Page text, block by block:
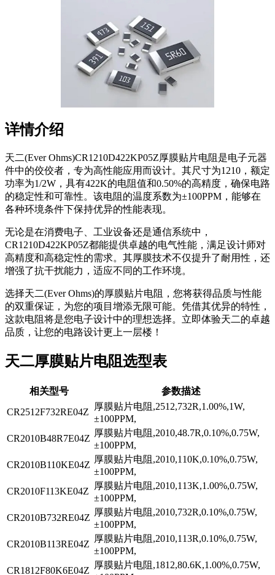
详情介绍
天二(Ever Ohms)CR1210D422KP05Z厚膜贴片电阻是电子元器
件中的佼佼者，专为高性能应用而设计。其尺寸为1210，额定
功率为1/2W，具有422K的电阻值和0.50%的高精度，确保电路
的稳定性和可靠性。该电阻的温度系数为±100PPM，能够在
各种环境条件下保持优异的性能表现。
无论是在消费电子、工业设备还是通信系统中，
CR1210D422KP05Z都能提供卓越的电气性能，满足设计师对
高精度和高稳定性的需求。其厚膜技术不仅提升了耐用性，还
增强了抗干扰能力，适应不同的工作环境。
选择天二(Ever Ohms)的厚膜贴片电阻，您将获得品质与性能
的双重保证，为您的项目增添无限可能。凭借其优异的特性，
这款电阻将是您电子设计中的理想选择。立即体验天二的卓越
品质，让您的电路设计更上一层楼！
天二厚膜贴片电阻选型表
相关型号
参数描述
CR2512F732RE04Z
厚膜贴片电阻,2512,732R,1.00%,1W,
±100PPM,
CR2010B48R7E04Z
厚膜贴片电阻,2010,48.7R,0.10%,0.75W,
±100PPM,
CR2010B110KE04Z
厚膜贴片电阻,2010,110K,0.10%,0.75W,
±100PPM,
CR2010F113KE04Z
厚膜贴片电阻,2010,113K,1.00%,0.75W,
±100PPM,
CR2010B732RE04Z
厚膜贴片电阻,2010,732R,0.10%,0.75W,
±100PPM,
CR2010B113RE04Z
厚膜贴片电阻,2010,113R,0.10%,0.75W,
±100PPM,
CR1812F80K6E04Z
厚膜贴片电阻,1812,80.6K,1.00%,0.75W,